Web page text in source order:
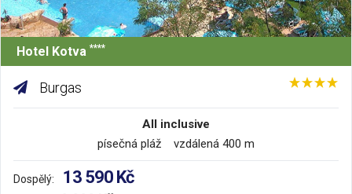
Hotel Kotva ****
Burgas
All inclusive
písečná pláž vzdálená 400 m
Dospělý: 13 590 Kč